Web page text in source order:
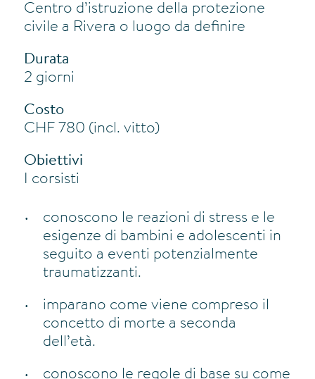
Centro d’istruzione della protezione
civile a Rivera o luogo da definire
Durata
2 giorni
Costo
CHF 780 (incl. vitto)
Obiettivi
I corsisti
conoscono le reazioni di stress e le
esigenze di bambini e adolescenti in
seguito a eventi potenzialmente
traumatizzanti.
imparano come viene compreso il
concetto di morte a seconda
dell’età.
conoscono le regole di base su come